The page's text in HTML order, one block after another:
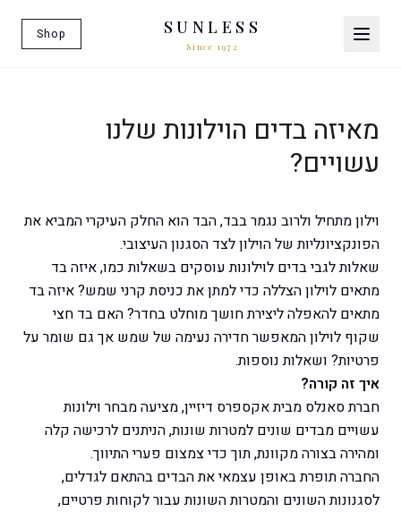
SUNLESS
Since 1972
Shop
מאיזה בדים הוילונות שלנו
עשויים?
וילון מתחיל ולרוב נגמר בבד, הבד הוא החלק העיקרי המביא את
הפונקציונליות של הוילון לצד הסגנון העיצובי.
שאלות לגבי בדים לוילונות עוסקים בשאלות כמו, איזה בד
מתאים לוילון הצללה כדי למתן את כניסת קרני שמש? איזה בד
מתאים להאפלה ליצירת חושך מוחלט בחדר? האם בד חצי
שקוף לוילון המאפשר חדירה נעימה של שמש אך גם שומר על
פרטיות? ושאלות נוספות.
איך זה קורה?
חברת סאנלס מבית אקספרס דיזיין, מציעה מבחר וילונות
עשויים מבדים שונים למטרות שונות, הניתנים לרכישה קלה
ומהירה בצורה מקוונת, תוך כדי צמצום פערי התיווך.
החברה תופרת באופן עצמאי את הבדים בהתאם לגדלים,
לסגנונות השונים והמטרות השונות עבור לקוחות פרטיים,